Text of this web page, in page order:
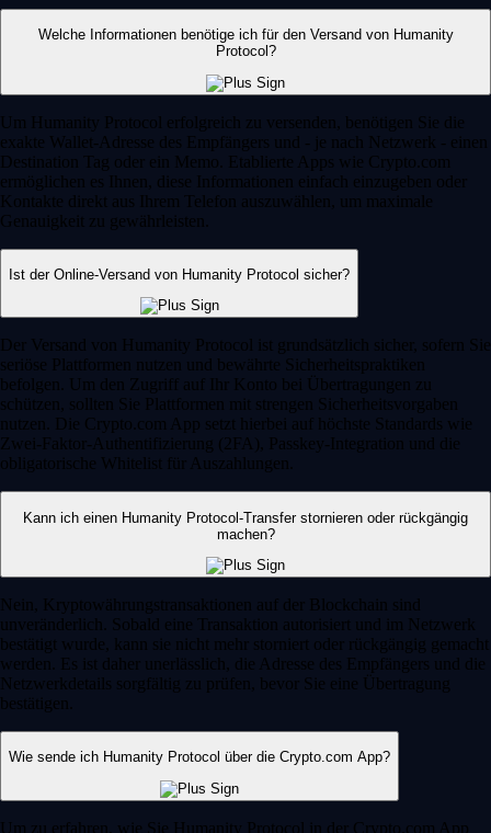
Welche Informationen benötige ich für den Versand von Humanity
Protocol?
Um Humanity Protocol erfolgreich zu versenden, benötigen Sie die
exakte Wallet-Adresse des Empfängers und - je nach Netzwerk - einen
Destination Tag oder ein Memo. Etablierte Apps wie Crypto.com
ermöglichen es Ihnen, diese Informationen einfach einzugeben oder
Kontakte direkt aus Ihrem Telefon auszuwählen, um maximale
Genauigkeit zu gewährleisten.
Ist der Online-Versand von Humanity Protocol sicher?
Der Versand von Humanity Protocol ist grundsätzlich sicher, sofern Sie
seriöse Plattformen nutzen und bewährte Sicherheitspraktiken
befolgen. Um den Zugriff auf Ihr Konto bei Übertragungen zu
schützen, sollten Sie Plattformen mit strengen Sicherheitsvorgaben
nutzen. Die Crypto.com App setzt hierbei auf höchste Standards wie
Zwei-Faktor-Authentifizierung (2FA), Passkey-Integration und die
obligatorische Whitelist für Auszahlungen.
Kann ich einen Humanity Protocol-Transfer stornieren oder rückgängig
machen?
Nein, Kryptowährungstransaktionen auf der Blockchain sind
unveränderlich. Sobald eine Transaktion autorisiert und im Netzwerk
bestätigt wurde, kann sie nicht mehr storniert oder rückgängig gemacht
werden. Es ist daher unerlässlich, die Adresse des Empfängers und die
Netzwerkdetails sorgfältig zu prüfen, bevor Sie eine Übertragung
bestätigen.
Wie sende ich Humanity Protocol über die Crypto.com App?
Um zu erfahren, wie Sie Humanity Protocol in der Crypto.com App